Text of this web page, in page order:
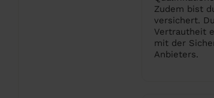
Zudem bist
versichert.
Vertrautheit
mit der
Anbieters.